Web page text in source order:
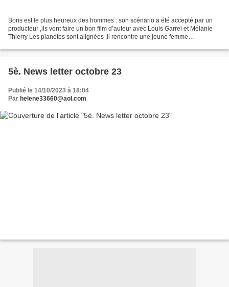
Boris est le plus heureux des hommes : son scénario a été accepté par un
producteur ,ils vont faire un bon film d’auteur avec Louis Garrel et Mélanie
Thierry Les planètes sont alignées ,il rencontre une jeune femme
5è. News letter octobre 23
Publié le 14/10/2023 à 18:04
Par helene33660@aol.com